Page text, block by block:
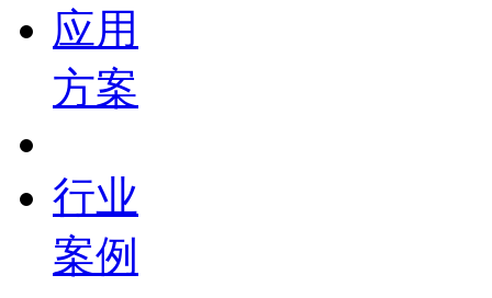
应用
方案
行业
案例